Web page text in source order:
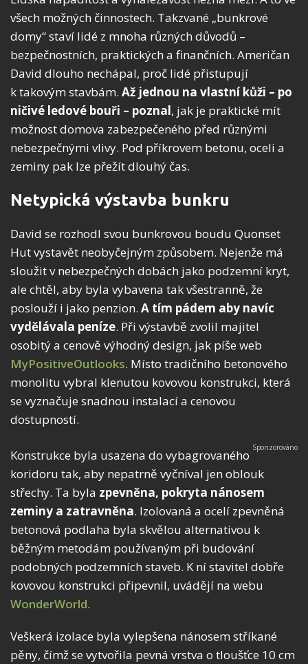
všech možných činnostech. Takzvané „bunkrové
domy“ staví lidé z mnoha různých důvodů –
bezpečnostních, praktických a finančních. Američan
David dlouho nechápal, proč lidé přistupují
k takovým stavbám. Až jednou na vlastní kůži – po
ničivé ledové bouři – poznal, jak je praktické mít
možnost domova zabezpečeného před různými
nebezpečnými vlivy. Pod příkrovem betonu, oceli a
zeminy pak lze přežít dlouhý čas.
Netypická výstavba bunkru
David se rozhodl svou bunkrovou boudu Quonset
Hut vystavět neobyčejným způsobem. Nejenže má
sloužit v nebezpečných dobách jako podzemní kryt,
ale chtěl, aby byla vybavena tak všestranně, že
poslouží i jako penzion. A tím pádem aby navíc
vydělávala peníze. Při výstavbě zvolil majitel
osobitý a cenově výhodný design, jak píše web
MyPositiveOutlooks. Místo tradičního betonového
monolitu vybral klenutou kovovou konstrukci, která
se vyznačuje snadnou instalací a cenovou
dostupností.
Konstrukce byla usazena do vybagrovaného
koridoru tak, aby nepatrně vyčníval jen oblouk
střechy. Ta byla zpevněna, pokryta nánosem
zeminy a zatravněna. Izolovaná a ocelí zpevněná
betonová podlaha byla skvělou alternativou k
běžným metodám používaným při budování
podobných podzemních staveb. K ní stavitel dobře
kovovou konstrukci připevnil, uvádějí na webu
WonderWorld.
Veškerá izolace byla vylepšena nánosem stříkané
pěny, čímž se vytvořila pevná vrstva o tloušťce 10 cm